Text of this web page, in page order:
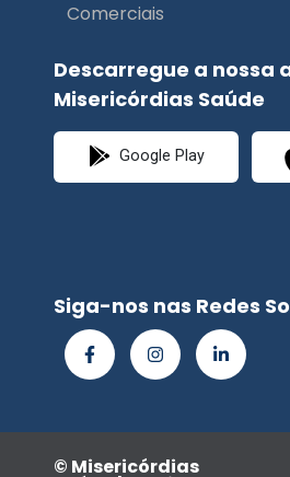
Comerciais
Descarregue a nossa
Misericórdias Saúde
Google Play
Siga-nos nas Redes
© Misericórdias